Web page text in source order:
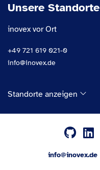
Unsere Standorte
inovex vor Ort
+49 721 619 021-0
info@inovex.de
Standorte anzeigen
info@inovex.de